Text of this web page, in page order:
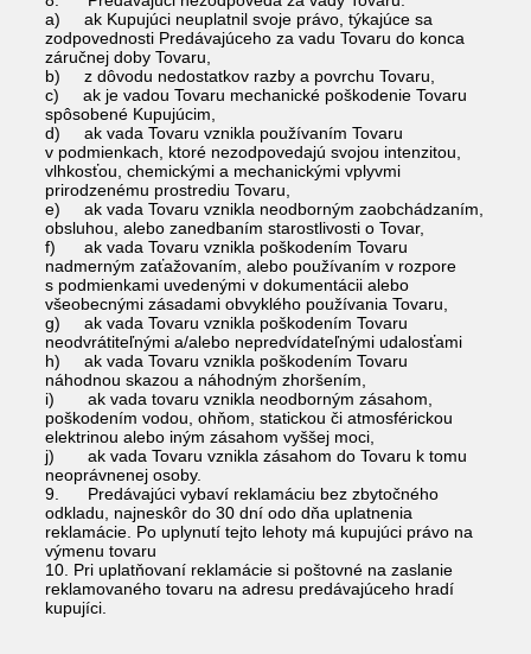
a) ak Kupujúci neuplatnil svoje právo, týkajúce sa
zodpovednosti Predávajúceho za vadu Tovaru do konca
záručnej doby Tovaru,
b) z dôvodu nedostatkov razby a povrchu Tovaru,
c) ak je vadou Tovaru mechanické poškodenie Tovaru
spôsobené Kupujúcim,
d) ak vada Tovaru vznikla používaním Tovaru
v podmienkach, ktoré nezodpovedajú svojou intenzitou,
vlhkosťou, chemickými a mechanickými vplyvmi
prirodzenému prostrediu Tovaru,
e) ak vada Tovaru vznikla neodborným zaobchádzaním,
obsluhou, alebo zanedbaním starostlivosti o Tovar,
f) ak vada Tovaru vznikla poškodením Tovaru
nadmerným zaťažovaním, alebo používaním v rozpore
s podmienkami uvedenými v dokumentácii alebo
všeobecnými zásadami obvyklého používania Tovaru,
g) ak vada Tovaru vznikla poškodením Tovaru
neodvrátiteľnými a/alebo nepredvídateľnými udalosťami
h) ak vada Tovaru vznikla poškodením Tovaru
náhodnou skazou a náhodným zhoršením,
i) ak vada tovaru vznikla neodborným zásahom,
poškodením vodou, ohňom, statickou či atmosférickou
elektrinou alebo iným zásahom vyššej moci,
j) ak vada Tovaru vznikla zásahom do Tovaru k tomu
neoprávnenej osoby.
9. Predávajúci vybaví reklamáciu bez zbytočného
odkladu, najneskôr do 30 dní odo dňa uplatnenia
reklamácie. Po uplynutí tejto lehoty má kupujúci právo na
výmenu tovaru
10. Pri uplatňovaní reklamácie si poštovné na zaslanie
reklamovaného tovaru na adresu predávajúceho hradí
kupujíci.